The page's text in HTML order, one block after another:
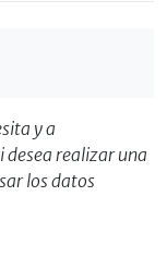
y a
desea realizar una
los datos